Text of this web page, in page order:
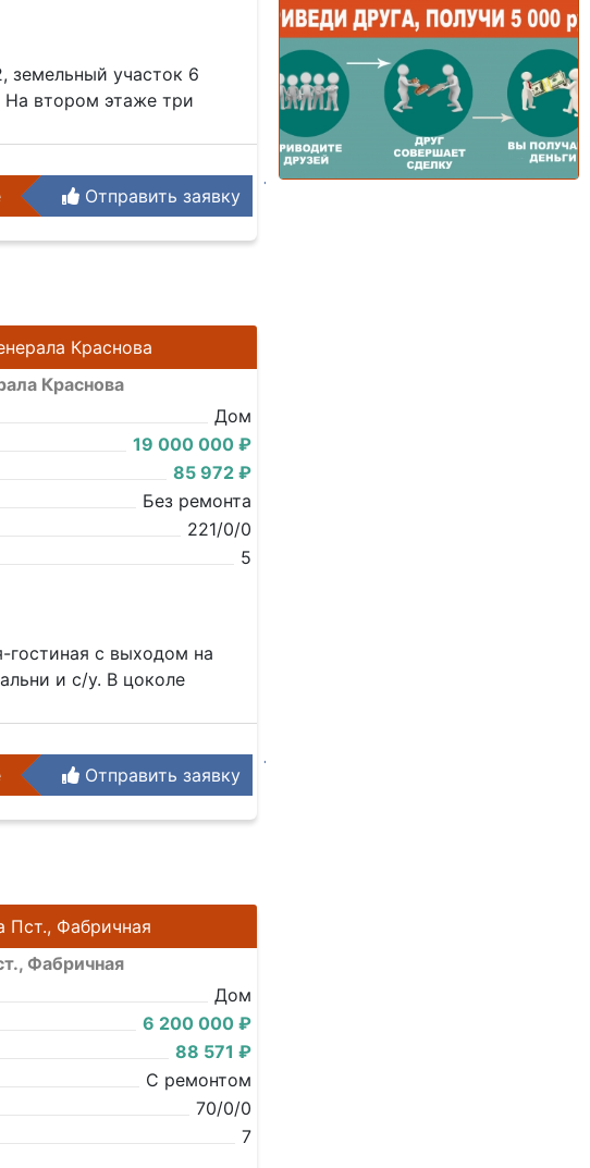
участок 6
На втором этаже три
Отправить заявку
Краснова
Краснова
Дом
19 000 000 ₽
85 972 ₽
Без ремонта
221/0/0
5
гостиная с выходом на
и с/у. В цоколе
Отправить заявку
Пст., Фабричная
Фабричная
Дом
6 200 000 ₽
88 571 ₽
С ремонтом
70/0/0
7